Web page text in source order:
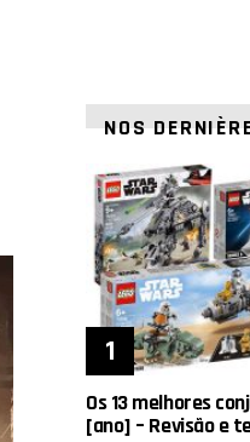
NOS
Os 13 melhores
[ano] – Revisão e